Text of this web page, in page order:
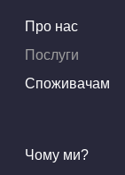
Про нас
Послуги
Споживачам
Чому ми?